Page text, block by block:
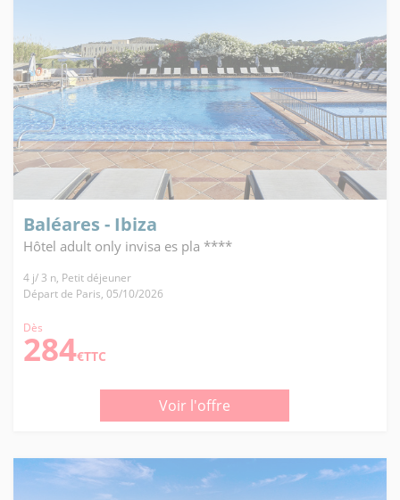
Baléares - Ibiza
Hôtel adult only invisa es pla ****
4 j/ 3 n, Petit déjeuner
Départ de Paris, 05/10/2026
Dès
284€TTC
Voir l'offre